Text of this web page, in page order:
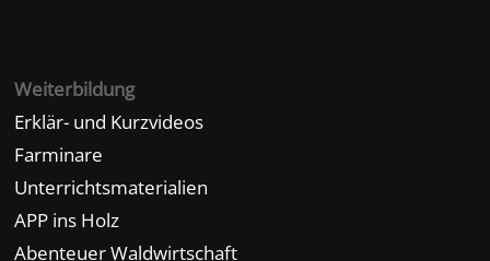
Weiterbildung
Erklär- und Kurzvideos
Farminare
Unterrichtsmaterialien
APP ins Holz
Abenteuer Waldwirtschaft